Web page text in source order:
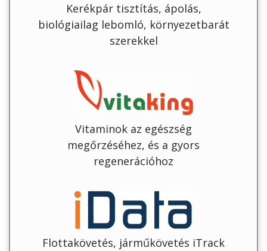
Kerékpár tisztítás, ápolás,
biológiailag lebomló, környezetbarát
szerekkel
Vitaminok az egészség
megőrzéséhez, és a gyors
regenerációhoz
Flottakövetés, járműkövetés iTrack